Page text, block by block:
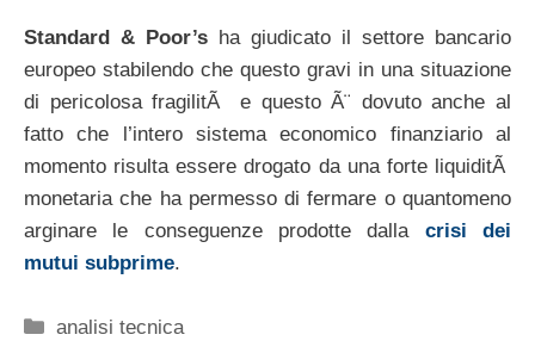
Standard & Poor’s ha giudicato il settore bancario
europeo stabilendo che questo gravi in una situazione
di pericolosa fragilitÃ e questo Ã¨ dovuto anche al
fatto che l’intero sistema economico finanziario al
momento risulta essere drogato da una forte liquiditÃ
monetaria che ha permesso di fermare o quantomeno
arginare le conseguenze prodotte dalla crisi dei
mutui subprime.
Categorie
analisi tecnica